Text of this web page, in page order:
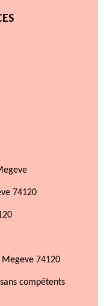
74120
74120
compétents